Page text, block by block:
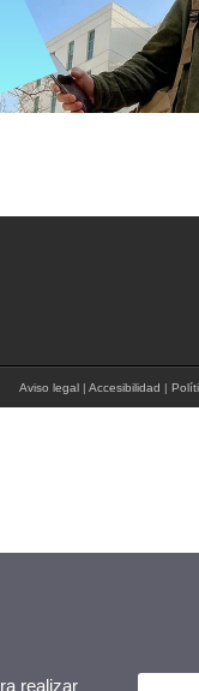
Aviso legal | Accesibilidad |
realizar